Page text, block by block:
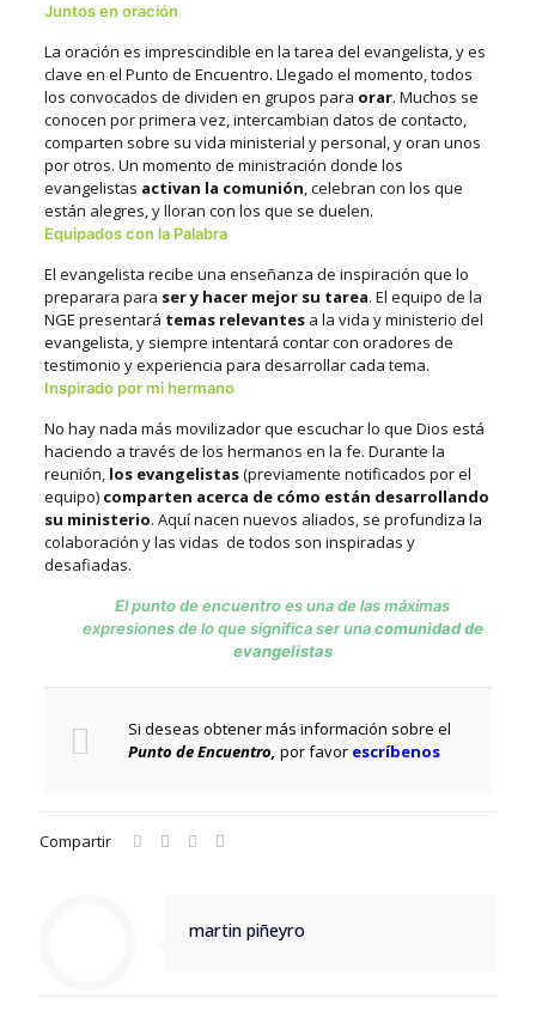
Juntos en oración
La oración es imprescindible en la tarea del evangelista, y es
clave en el Punto de Encuentro. Llegado el momento, todos
los convocados de dividen en grupos para orar. Muchos se
conocen por primera vez, intercambian datos de contacto,
comparten sobre su vida ministerial y personal, y oran unos
por otros. Un momento de ministración donde los
evangelistas activan la comunión, celebran con los que
están alegres, y lloran con los que se duelen.
Equipados con la Palabra
El evangelista recibe una enseñanza de inspiración que lo
preparara para ser y hacer mejor su tarea. El equipo de la
NGE presentará temas relevantesa la vida y ministerio del
evangelista, y siempre intentará contar con oradores de
testimonio y experiencia para desarrollar cada tema.
Inspirado por mi hermano
No hay nada más movilizador que escuchar lo que Dios está
haciendo a través de los hermanos en la fe. Durante la
reunión, los evangelistas(previamente notificados por el
equipo) comparten acerca de cómo están desarrollando
su ministerio. Aquí nacen nuevos aliados, se profundiza la
colaboración y las vidas de todos son inspiradas y
desafiadas.
El punto de encuentro es una de las máximas
expresiones de lo que significa ser unacomunidad de
evangelistas
Si deseas obtener más información sobre el
Punto de Encuentro, por favor escríbenos
Compartir
martin piñeyro